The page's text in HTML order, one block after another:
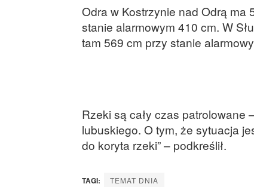
Odra w Kostrzynie nad Odrą ma
stanie alarmowym 410 cm. W
tam 569 cm przy stanie
Rzeki są cały czas patrolowane
lubuskiego. O tym, że sytuacja
do koryta rzeki” – podkreślił.
TAGI: TEMAT DNIA